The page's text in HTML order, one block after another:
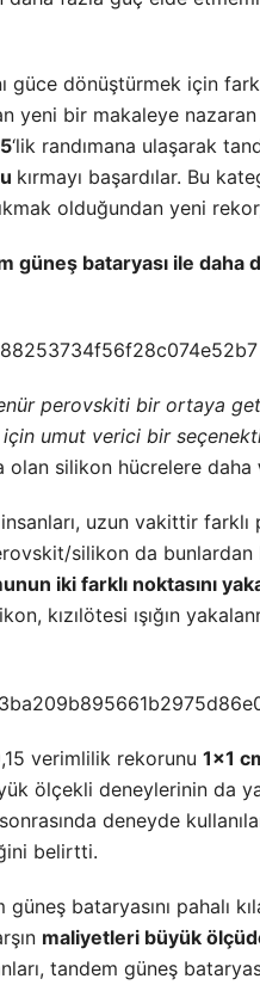
güce dönüştürmek için
yeni bir makaleye
‘lik randımana ulaşarak
kırmayı başardılar. Bu
olduğundan yeni
güneş bataryası ile
perovskiti bir ortaya
umut verici bir
olan silikon hücrelere daha
uzun vakittir
silikon da
iki farklı noktasını
kızılötesi ışığın
verimlilik rekorunu 1×1
ölçekli deneylerinin da
deneyde
belirtti.
bataryasını pahalı
maliyetleri büyük
tandem güneş